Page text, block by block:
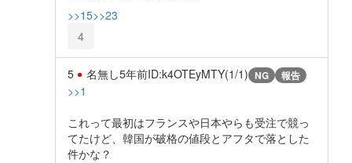
>>15>>23
4
5 名無し5年前ID:k4OTEyMTY(1/1) NG 報告
>>1
これって最初はフランスや日本やらも受注で競っ
てたけど、韓国が破格の値段とアフタで落とした
件かな？